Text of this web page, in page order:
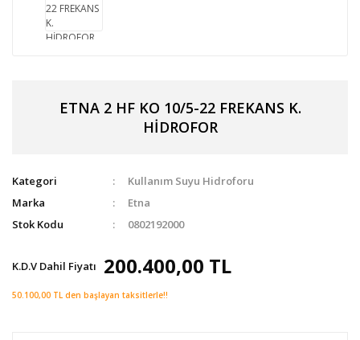
ETNA 2 HF KO 10/5-22 FREKANS K.
HİDROFOR
Kategori
Kullanım Suyu Hidroforu
Marka
Etna
Stok Kodu
0802192000
K.D.V Dahil Fiyatı 200.400,00 TL
50.100,00 TL den başlayan taksitlerle!!